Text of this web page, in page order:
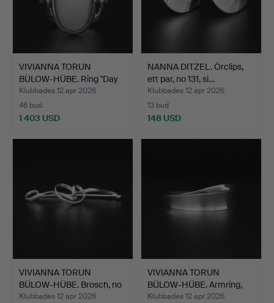
VIVIANNA TORUN
BÜLOW-HÜBE. Ring "Day
and N…
Klubbades 12 apr 2026
46 bud
1 403 USD
NANNA DITZEL. Örclips,
ett par, no 131, si…
Klubbades 12 apr 2026
13 bud
148 USD
VIVIANNA TORUN
BÜLOW-HÜBE. Brosch, no
384,…
Klubbades 12 apr 2026
VIVIANNA TORUN
BÜLOW-HÜBE. Armring,
"Möbiu…
Klubbades 12 apr 2026